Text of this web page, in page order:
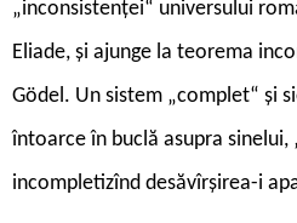
„inconsistenței“ universului
Eliade, și ajunge la teorema
Gödel. Un sistem „complet“ și
întoarce în buclă asupra sinelui,
incompletizînd desăvîrșirea-i